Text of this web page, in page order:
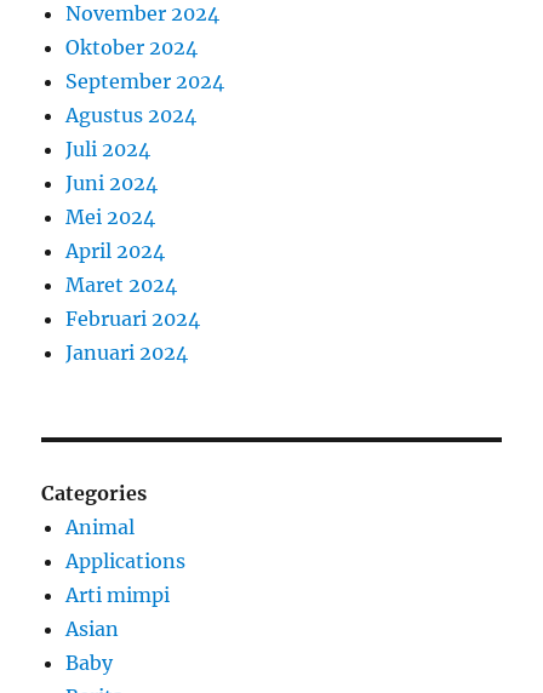
November 2024
Oktober 2024
September 2024
Agustus 2024
Juli 2024
Juni 2024
Mei 2024
April 2024
Maret 2024
Februari 2024
Januari 2024
Categories
Animal
Applications
Arti mimpi
Asian
Baby